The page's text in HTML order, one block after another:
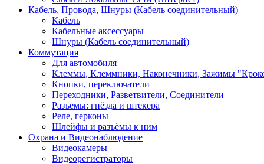
Кабель, Провода, Шнуры (Кабель соединительный)
Кабель
Кабельные аксессуары
Шнуры (Кабель соединительный)
Коммутация
Для автомобиля
Клеммы, Клеммники, Наконечники, Зажимы
Кнопки, переключатели
Переходники, Разветвители, Соединители
Разъемы: гнёзда и штекера
Реле, герконы
Шлейфы и разъёмы к ним
Охрана и Видеонаблюдение
Видеокамеры
Видеорегистраторы